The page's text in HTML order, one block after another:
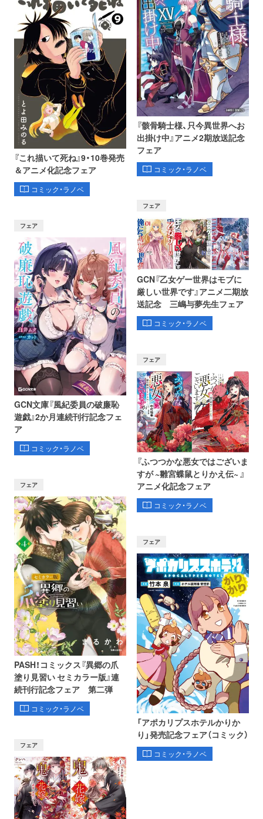
『これ描いて死ね』9・10巻発売
＆アニメ化記念フェア
コミック・ラノベ
『骸骨騎士様、只今異世界へお
出掛け中』アニメ2期放送記念
フェア
コミック・ラノベ
フェア
GCN文庫『風紀委員の破廉恥
遊戯』2か月連続刊行記念フェ
ア
コミック・ラノベ
フェア
GCN『乙女ゲー世界はモブに
厳しい世界です』アニメ二期放
送記念 三嶋与夢先生フェア
コミック・ラノベ
フェア
PASH！コミックス『異郷の爪
塗り見習い セミカラー版』連
続刊行記念フェア 第二弾
コミック・ラノベ
フェア
『ふつつかな悪女ではございま
すが ~雛宮蝶鼠とりかえ伝~ 』
アニメ化記念フェア
コミック・ラノベ
フェア
フェア
「アポカリプスホテルかりか
り」発売記念フェア（コミック）
コミック・ラノベ